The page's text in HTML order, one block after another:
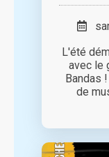
L'été
avec le
Bandas
de